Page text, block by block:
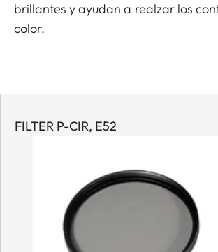
brillantes y ayudan a realzar los
color.
FILTER P-CIR, E52